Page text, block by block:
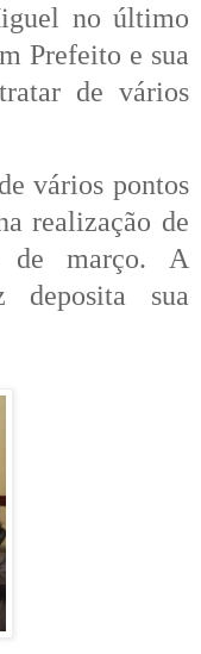
no último
Prefeito e sua
de vários
vários pontos
realização de
de março. A
deposita sua